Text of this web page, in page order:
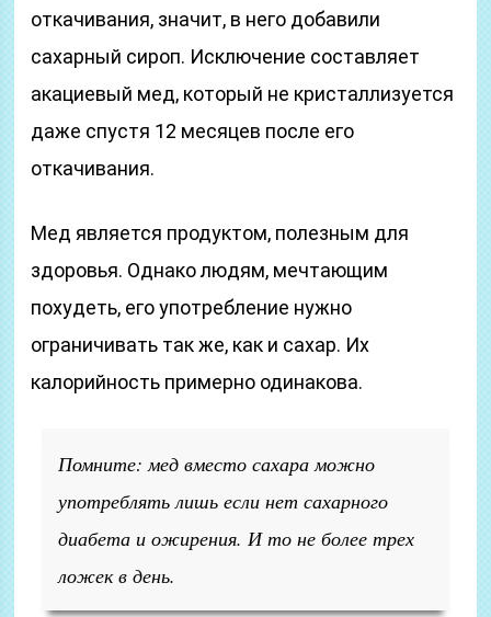
откачивания, значит, в него добавили
сахарный сироп. Исключение составляет
акациевый мед, который не кристаллизуется
даже спустя 12 месяцев после его
откачивания.
Мед является продуктом, полезным для
здоровья. Однако людям, мечтающим
похудеть, его употребление нужно
ограничивать так же, как и сахар. Их
калорийность примерно одинакова.
Помните: мед вместо сахара можно
употреблять лишь если нет сахарного
диабета и ожирения. И то не более трех
ложек в день.